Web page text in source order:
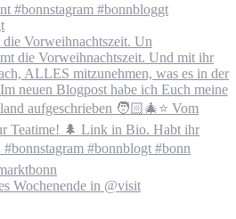
Vorweihnachtszeit. Un
Wochenende in @visit